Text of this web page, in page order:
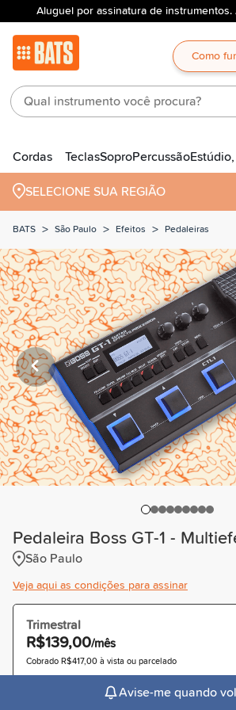
Aluguel por assinatura de instrumentos.
Como
Cordas TeclasSoproPercussão
SELECIONE SUA REGIÃO
BATS > São Paulo > Efeitos > Pedaleiras
Pedaleira Boss GT-1 -
São Paulo
Veja aqui as condições para assinar
Trimestral
R$139,00/mês
Cobrado R$417,00 à vista ou parcelado
Avise-me quando